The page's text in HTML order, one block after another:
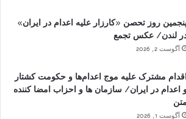
روز تحصن «کارزار علیه اعدام در ایران»
لندن/ عکس تجمع
آگوست 2, 2026
مشترک علیه موج اعدام‌ها و حکومت کشتار
اعدام در ایران/ سازمان ها و احزاب امضا کننده
متن
آگوست 1, 2026